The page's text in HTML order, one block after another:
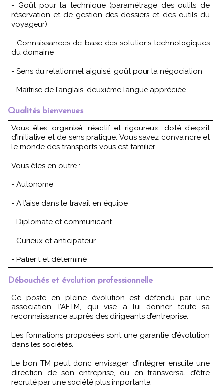
- Goût pour la technique (paramétrage des outils de
réservation et de gestion des dossiers et des outils du
voyageur)
- Connaissances de base des solutions technologiques
du domaine
- Sens du relationnel aiguisé, goût pour la négociation
- Maîtrise de l’anglais, deuxième langue appréciée
Qualités bienvenues
Vous êtes organisé, réactif et rigoureux, doté d’esprit
d’initiative et de sens pratique. Vous savez convaincre et
le monde des transports vous est familier.
Vous êtes en outre :
- Autonome
- A l’aise dans le travail en équipe
- Diplomate et communicant
- Curieux et anticipateur
- Patient et déterminé
Débouchés et évolution professionnelle
Ce poste en pleine évolution est défendu par une
association, l’AFTM, qui vise à lui donner toute sa
reconnaissance auprès des dirigeants d’entreprise.
Les formations proposées sont une garantie d’évolution
dans les sociétés.
Le bon TM peut donc envisager d’intégrer ensuite une
direction de son entreprise, ou en transversal d’être
recruté par une société plus importante.